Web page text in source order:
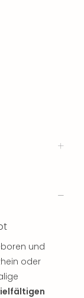
und
oder